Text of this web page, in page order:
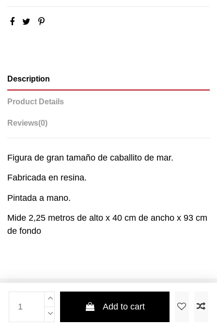
Add to cart
Description
Product Details
Reviews(0)
Figura de gran tamaño de caballito de mar.
Fabricada en resina.
Pintada a mano.
Mide 2,25 metros de alto x 40 cm de ancho x 93 cm
de fondo